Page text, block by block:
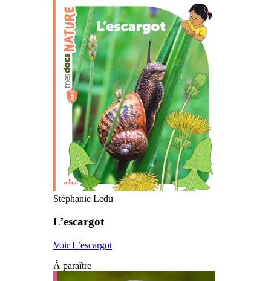
Stéphanie Ledu
L’escargot
Voir L’escargot
À paraître